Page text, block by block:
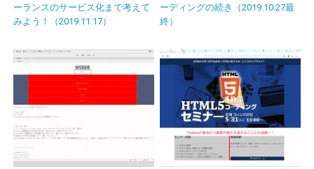
ーランスのサービス化まで考えて
みよう！（2019.11.17）
ーディングの続き（2019.10.27最
終）